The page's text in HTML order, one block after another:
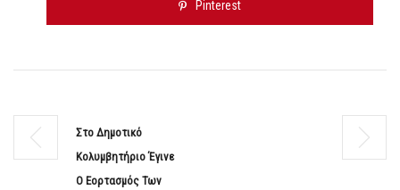
Pinterest
Στο Δημοτικό
Κολυμβητήριο Έγινε
Ο Εορτασμός Των